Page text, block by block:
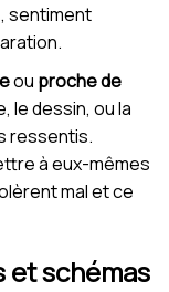
sentiment
ou proche de
le dessin, ou la
ressentis.
à eux-mêmes
mal et ce
et schémas